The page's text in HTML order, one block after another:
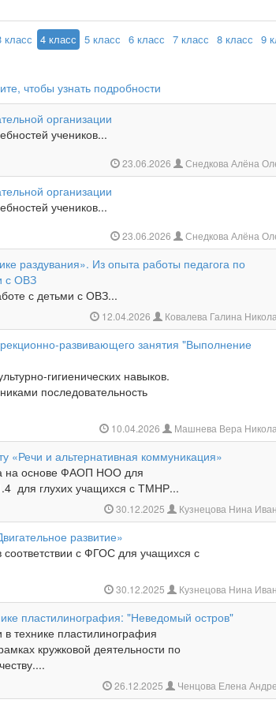
класс 4 класс 5 класс 6 класс 7 класс 8 класс 9
организации
учеников...
23.06.2026 Снедкова Алёна
организации
учеников...
23.06.2026 Снедкова Алёна
раздувания». Из опыта работы педагога по
с ОВЗ
с детьми с ОВЗ...
12.04.2026 Ковалева Галина
развивающего занятия "Выполнение
гигиенических навыков.
последовательность
10.04.2026 Машнева Вера
«Речи и альтернативная коммуникация»
на основе ФАОП НОО для
для глухих учащихся с ТМНР...
30.12.2025 Кузнецова Нина
развитие»
с ФГОС для учащихся с
30.12.2025 Кузнецова Нина
пластилинография: "Неведомый остров"
в технике пластилинография
кружковой деятельности по
26.12.2025 Ченцова Елена